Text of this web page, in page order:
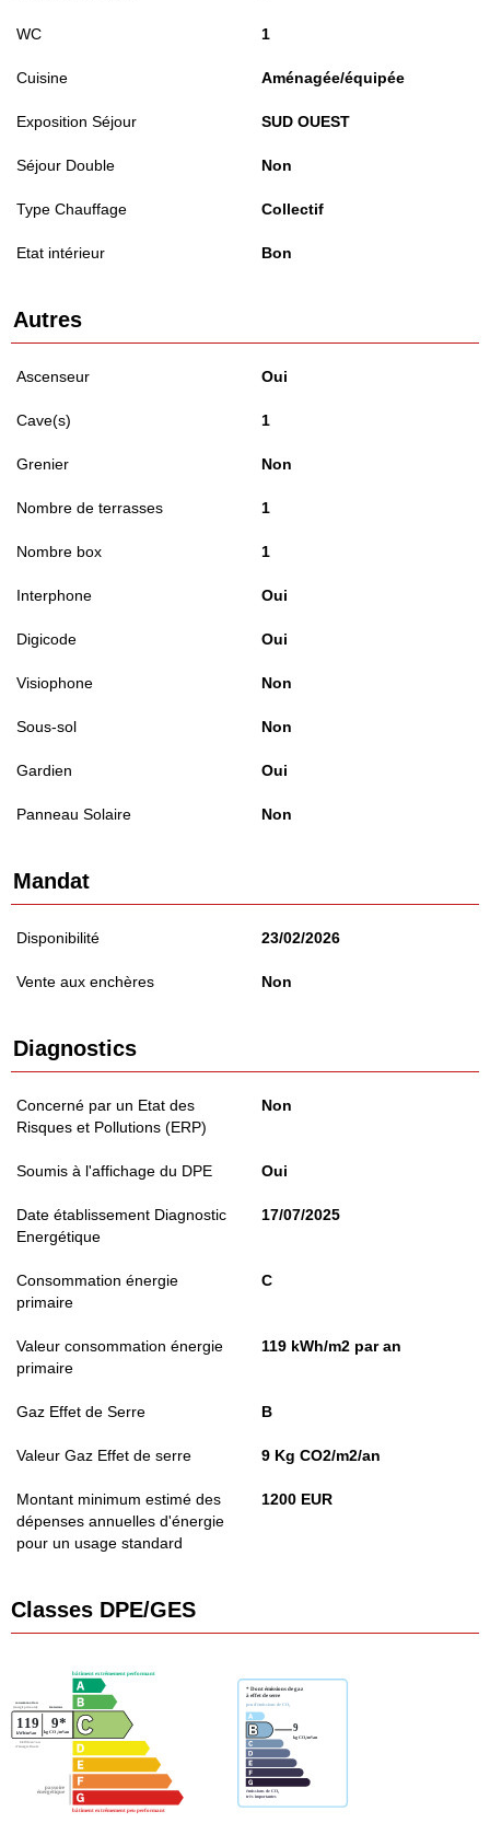
WC 1
Cuisine Aménagée/équipée
Exposition Séjour SUD OUEST
Séjour Double Non
Type Chauffage Collectif
Etat intérieur Bon
Autres
Ascenseur Oui
Cave(s) 1
Grenier Non
Nombre de terrasses 1
Nombre box 1
Interphone Oui
Digicode Oui
Visiophone Non
Sous-sol Non
Gardien Oui
Panneau Solaire Non
Mandat
Disponibilité 23/02/2026
Vente aux enchères Non
Diagnostics
Concerné par un Etat des
Risques et Pollutions (ERP)
Non
Soumis à l'affichage du DPE Oui
Date établissement Diagnostic
Energétique
17/07/2025
Consommation énergie
primaire
C
Valeur consommation énergie
primaire
119 kWh/m2 par an
Gaz Effet de Serre B
Valeur Gaz Effet de serre 9 Kg CO2/m2/an
Montant minimum estimé des
dépenses annuelles d'énergie
pour un usage standard
1200 EUR
Classes DPE/GES